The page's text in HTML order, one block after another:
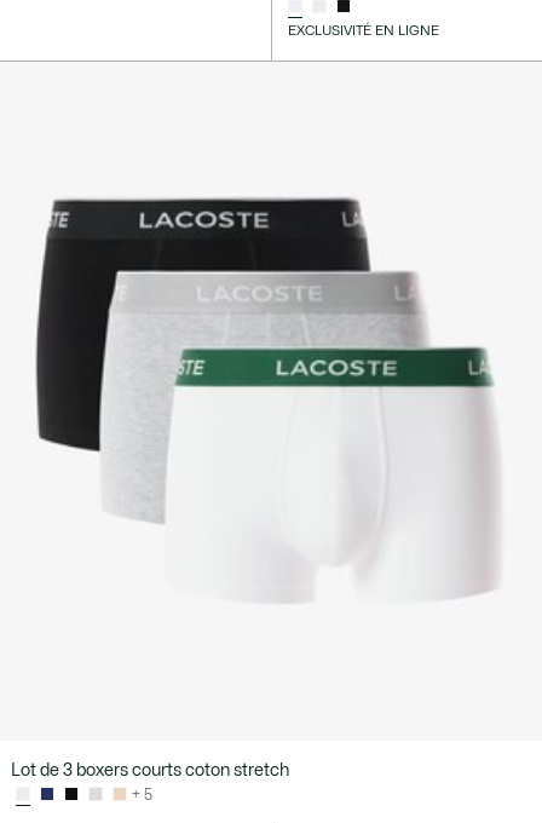
EXCLUSIVITÉ EN LIGNE
Lot de 3 boxers courts coton stretch
+ 5